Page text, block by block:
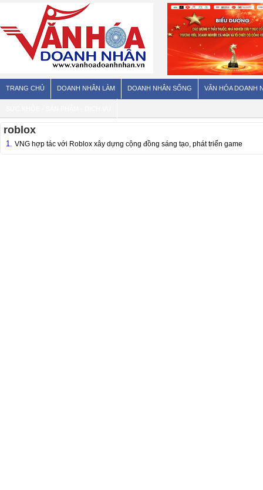
TRANG CHỦ DOANH NHÂN LÀM DOANH NHÂN SỐNG VĂN HÓA DOANH
roblox
1. VNG hợp tác với Roblox xây dựng cộng đồng sáng tạo, phát triển game